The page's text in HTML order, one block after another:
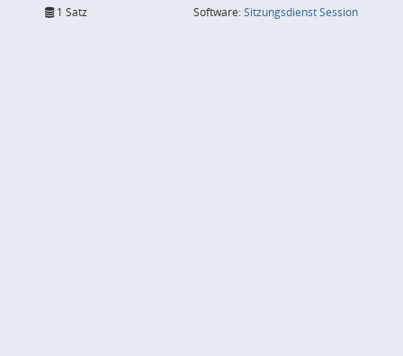
1 Satz Software:SitzungsdienstSession(Wird in